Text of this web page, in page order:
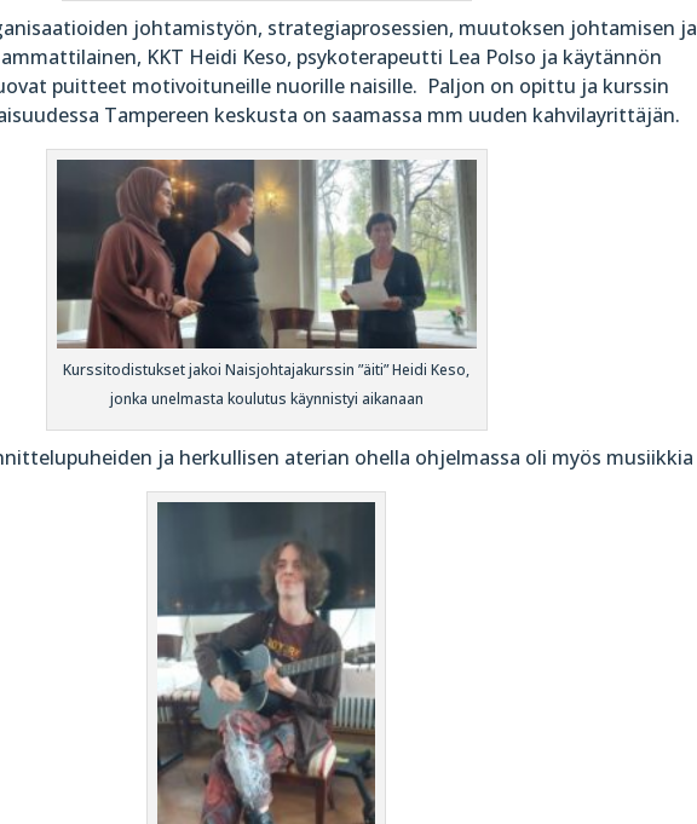
johtamistyön, strategiaprosessien, muutoksen johtamisen ja
KKT Heidi Keso, psykoterapeutti Lea Polso ja käytännön
puitteet motivoituneille nuorille naisille. Paljon on opittu ja kurssin
Tampereen keskusta on saamassa mm uuden kahvilayrittäjän.
Kurssitodistukset jakoi Naisjohtajakurssin ”äiti” Heidi Keso,
jonka unelmasta koulutus käynnistyi aikanaan
ja herkullisen aterian ohella ohjelmassa oli myös musiikkia